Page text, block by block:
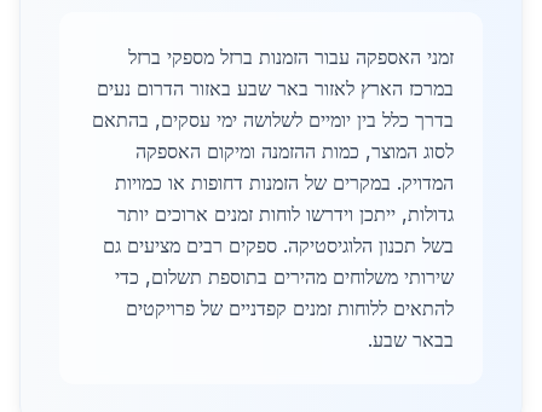
זמני האספקה עבור הזמנות ברזל מספקי ברזל
במרכז הארץ לאזור באר שבע באזור הדרום נעים
בדרך כלל בין יומיים לשלושה ימי עסקים, בהתאם
לסוג המוצר, כמות ההזמנה ומיקום האספקה
המדויק. במקרים של הזמנות דחופות או כמויות
גדולות, ייתכן וידרשו לוחות זמנים ארוכים יותר
בשל תכנון הלוגיסטיקה. ספקים רבים מציעים גם
שירותי משלוחים מהירים בתוספת תשלום, כדי
להתאים ללוחות זמנים קפדניים של פרויקטים
בבאר שבע.